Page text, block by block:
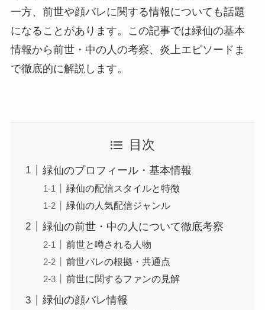
一方、前世や顔バレに関する情報についても話題
になることがあります。この記事では緑仙の基本
情報から前世・中の人の考察、炎上エピソードま
で徹底的に解説します。
目次
緑仙のプロフィール・基本情報
緑仙の配信スタイルと特徴
緑仙の人気配信ジャンル
緑仙の前世・中の人について徹底考察
前世と噂される人物
前世バレの根拠・共通点
前世に関するファンの見解
緑仙の顔バレ情報